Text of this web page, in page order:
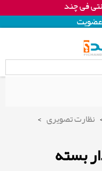
فی چند
عضويت
نظارت تصویری >
بسته